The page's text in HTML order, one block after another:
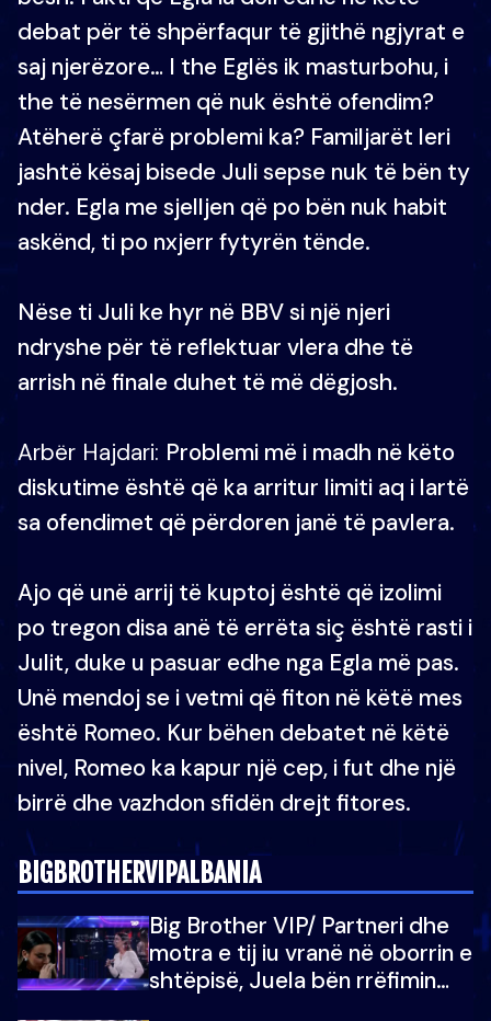
debat për të shpërfaqur të gjithë ngjyrat e
saj njerëzore… I the Eglës ik masturbohu, i
the të nesërmen që nuk është ofendim?
Atëherë çfarë problemi ka? Familjarët leri
jashtë kësaj bisede Juli sepse nuk të bën ty
nder. Egla me sjelljen që po bën nuk habit
askënd, ti po nxjerr fytyrën tënde.
Nëse ti Juli ke hyr në BBV si një njeri
ndryshe për të reflektuar vlera dhe të
arrish në finale duhet të më dëgjosh.
Arbër Hajdari: Problemi më i madh në këto
diskutime është që ka arritur limiti aq i lartë
sa ofendimet që përdoren janë të pavlera.
Ajo që unë arrij të kuptoj është që izolimi
po tregon disa anë të errëta siç është rasti i
Julit, duke u pasuar edhe nga Egla më pas.
Unë mendoj se i vetmi që fiton në këtë mes
është Romeo. Kur bëhen debatet në këtë
nivel, Romeo ka kapur një cep, i fut dhe një
birrë dhe vazhdon sfidën drejt fitores.
BIGBROTHERVIPALBANIA
Big Brother VIP/ Partneri dhe
motra e tij iu vranë në oborrin e
shtëpisë, Juela bën rrëfimin